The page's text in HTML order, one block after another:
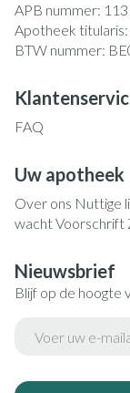
APB nummer:
Apotheek titularis:
BTW nummer:
FAQ
Uw apotheek
Over ons Nuttige
wachtVoorschrift
Nieuwsbrief
Blijf op de hoogte